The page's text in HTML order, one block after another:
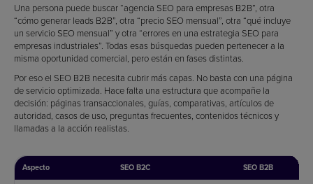
Una persona puede buscar “agencia SEO para empresas B2B”, otra
“cómo generar leads B2B”, otra “precio SEO mensual”, otra “qué incluye
un servicio SEO mensual” y otra “errores en una estrategia SEO para
empresas industriales”. Todas esas búsquedas pueden pertenecer a la
misma oportunidad comercial, pero están en fases distintas.
Por eso el SEO B2B necesita cubrir más capas. No basta con una página
de servicio optimizada. Hace falta una estructura que acompañe la
decisión: páginas transaccionales, guías, comparativas, artículos de
autoridad, casos de uso, preguntas frecuentes, contenidos técnicos y
llamadas a la acción realistas.
Aspecto SEO B2C SEO B2B